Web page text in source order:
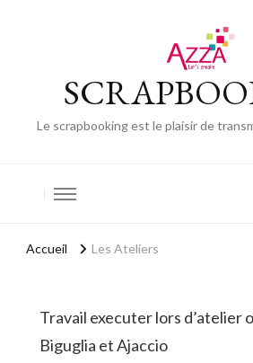
Le scrapbooking est le plaisir de
Accueil Les Ateliers
Travail executer lors d’atelier
Biguglia et Ajaccio